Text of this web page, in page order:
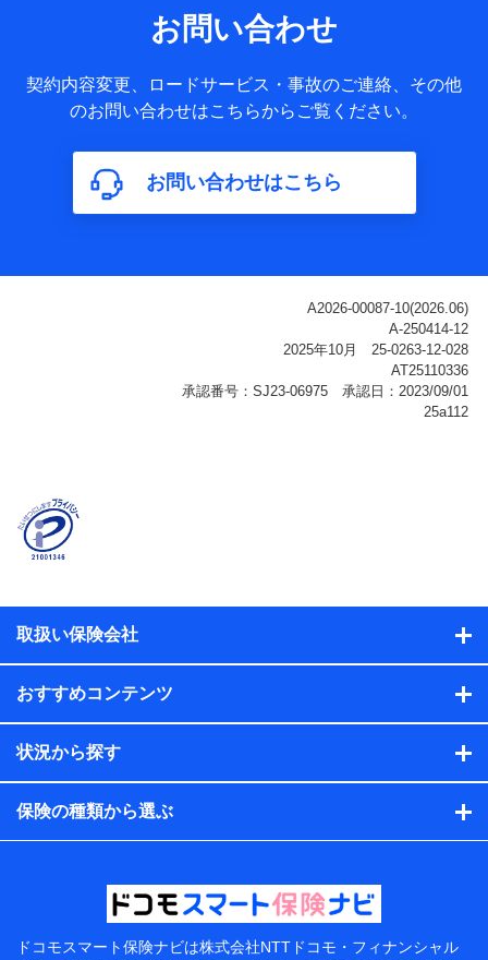
サービス提供等を通じて取得した、以下の情報などの個人デ
基本情報
氏名、電話番号、メールアドレス、お客さまの識別子、
属性、連絡先、dポイントサービスのご利用に関する情
構成、住所、dポイント残高、dポイント利用履歴などが
含まれます。
利用情報
ご契約状態・ご利用履歴インターネット利用時の行動に
関する情報、アプリケーション利用時の行動に関する情
報、購入されたサービスや商品の名称・購入場所・決済
に関する情報、アンケートの回答に関する情報などが含
名、住所、生年月日、性別、保険契約者と被保険者の関
係、保険加入の目的、保険商品の内容、保険料、保険料
のお支払方法、車のメーカーや走行距離などの情報、建
ル内容や送信履歴の情報及び保険の更改案内等を提供し
保険契約情報
当社または株式会社NTTドコモ・フィナンシャルグルー
プが取得し、又は保有する保険契約に関する情報。例と
して、保険契約者及び被保険者の氏名、住所、生年月
日、性別、保険契約者と被保険者の関係、保険加入の目
的、保険商品の内容、保険料、保険料のお支払方法、車
のメーカーや走行距離などの情報、建物の構造や築年数
などの情報、ペットの種類や年齢などの情報などが含ま
提供当事者から受領当事者が個人データを取得する方法
電子的・電磁的方法等
【共同して利用する者の範囲】
お問い合わせ
契約内容変更、ロードサービス・事故のご連絡、その他
のお問い合わせはこちらからご覧ください。
お問い合わせはこちら
取扱い保険会社
おすすめコンテンツ
状況から探す
保険の種類から選ぶ
ドコモスマート保険ナビは株式会社NTTドコモ・フィナンシャル